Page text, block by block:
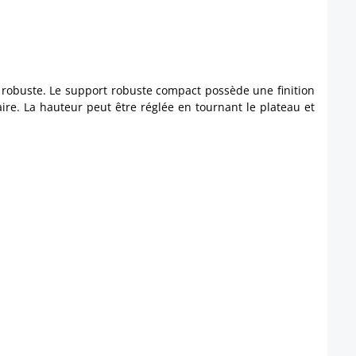
Le support robuste compact possède une finition
La hauteur peut être réglée en tournant le plateau et